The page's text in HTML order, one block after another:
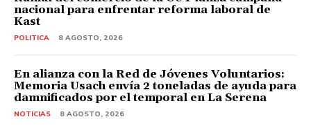
nacional para enfrentar reforma laboral de
Kast
POLITICA 8 AGOSTO, 2026
En alianza con la Red de Jóvenes Voluntarios:
Memoria Usach envía 2 toneladas de ayuda para
damnificados por el temporal en La Serena
NOTICIAS 8 AGOSTO, 2026